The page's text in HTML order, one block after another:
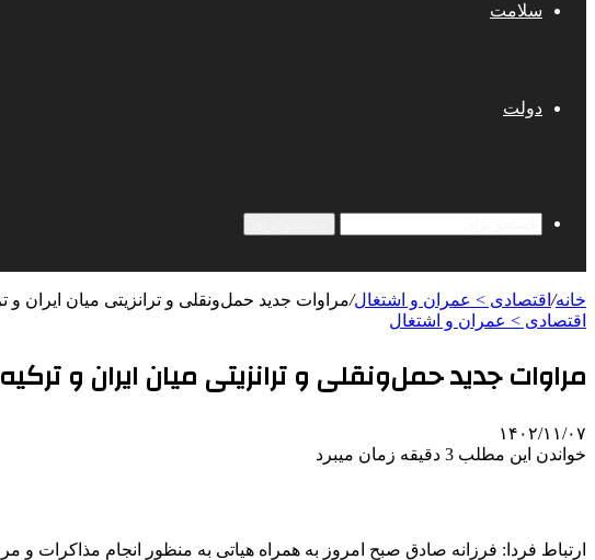
سلامت
دولت
خانه/ اقتصادی > عمران و اشتغال/مراوات جدید حمل‌ونقلی و ترانزیتی میان ایران و
اقتصادی > عمران و اشتغال
مراوات جدید حمل‌ونقلی و ترانزیتی میان ایران و ترکیه
۱۴۰۲/۱۱/۰۷
خواندن این مطلب 3 دقیقه زمان میبرد
ارتباط فردا: فرزانه صادق صبح امروز به همراه هیاتی به منظور انجام مذاکرات